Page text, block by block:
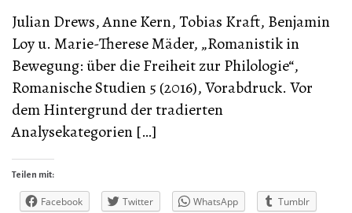
Julian Drews, Anne Kern, Tobias Kraft, Benjamin
Loy u. Marie-Therese Mäder, „Romanistik in
Bewegung: über die Freiheit zur Philologie“,
Romanische Studien 5 (2016), Vorabdruck. Vor
dem Hintergrund der tradierten
Analysekategorien […]
Teilen mit:
Facebook Twitter WhatsApp Tumblr